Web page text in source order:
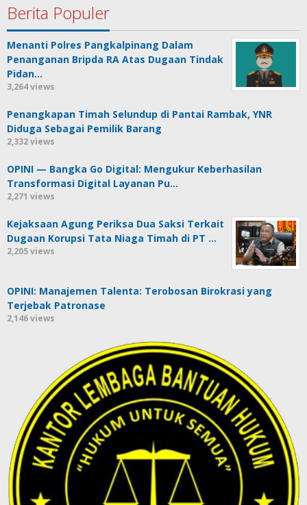
Berita Populer
Menanti Polres Pangkalpinang Dalam
Penanganan Bripda RA Atas Dugaan Tindak
Pidan…
3,264 views
Penangkapan Timah Selundup di Pantai Rambak, YNR
Diduga Sebagai Pemilik Barang
2,332 views
OPINI — Bangka Go Digital: Mengukur Keberhasilan
Transformasi Digital Layanan Pu…
2,271 views
Kejaksaan Agung Periksa Dua Saksi Terkait
Dugaan Korupsi Tata Niaga Timah di PT …
2,205 views
OPINI: Manajemen Talenta: Terobosan Birokrasi yang
Terjebak Patronase
2,146 views